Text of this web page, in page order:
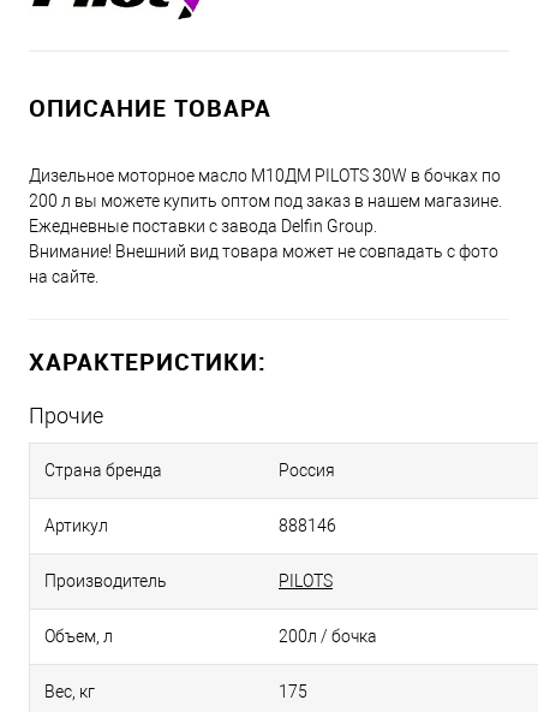
ОПИСАНИЕ ТОВАРА
Дизельное моторное масло М10ДМ PILOTS 30W в бочках по
200 л вы можете купить оптом под заказ в нашем магазине.
Ежедневные поставки с завода Delfin Group.
Внимание! Внешний вид товара может не совпадать с фото
на сайте.
ХАРАКТЕРИСТИКИ:
Прочие
Страна бренда Россия
Артикул 888146
Производитель PILOTS
Объем, л 200л / бочка
Вес, кг 175